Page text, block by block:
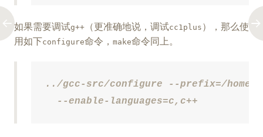
如果需要调试g++ （更准确地说，调试cc1plus ），那么使
用如下configure命令， make命令同上。
../gcc-src/configure --prefix=/
  --enable-languages=c,c++